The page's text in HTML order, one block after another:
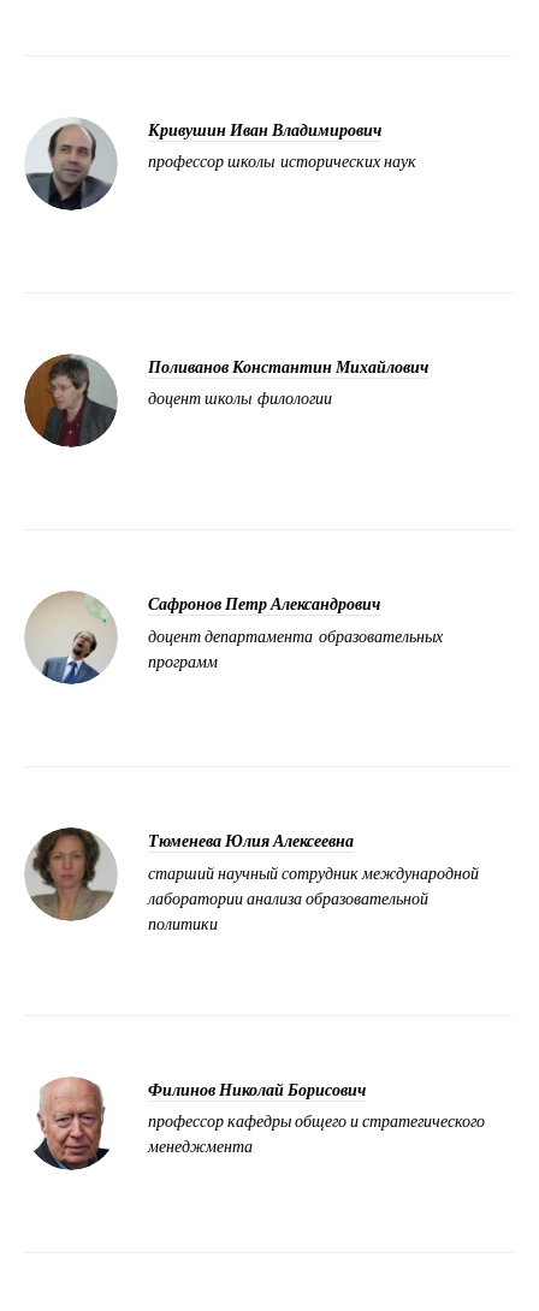
Кривушин Иван Владимирович
профессор школы исторических наук
Поливанов Константин Михайлович
доцент школы филологии
Сафронов Петр Александрович
доцент департамента образовательных
программ
Тюменева Юлия Алексеевна
старший научный сотрудник международной
лаборатории анализа образовательной
политики
Филинов Николай Борисович
профессор кафедры общего и стратегического
менеджмента